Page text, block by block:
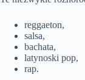
reggaeton,
salsa,
bachata,
latynoski pop,
rap.